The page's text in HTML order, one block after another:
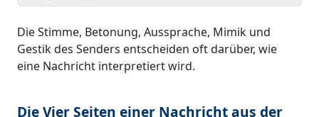
Die Stimme, Betonung, Aussprache, Mimik und
Gestik des Senders entscheiden oft darüber, wie
eine Nachricht interpretiert wird.
Die Vier Seiten einer Nachricht aus der